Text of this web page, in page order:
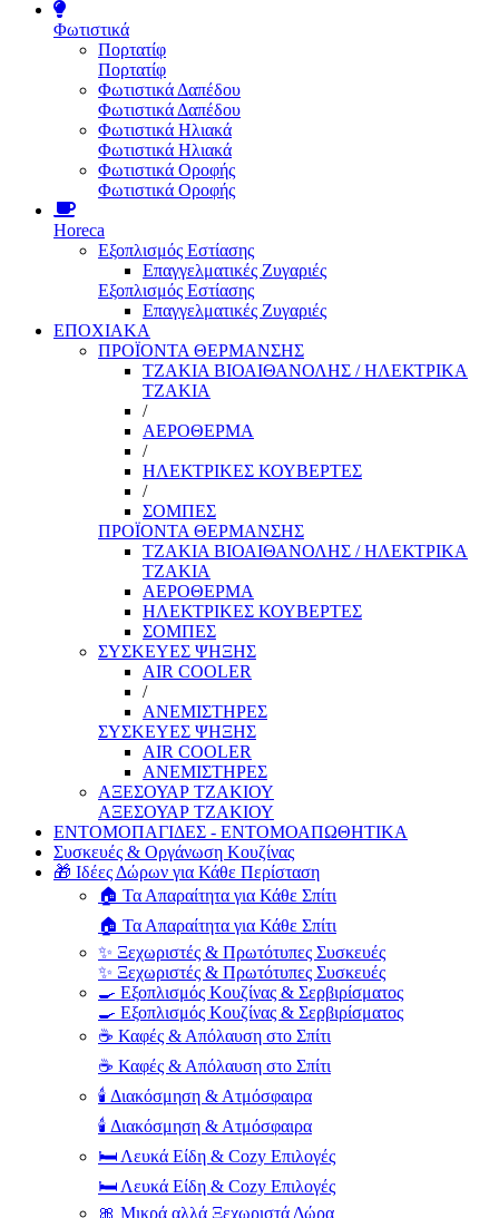
Φωτιστικά
Πορτατίφ
Πορτατίφ
Φωτιστικά Δαπέδου
Φωτιστικά Δαπέδου
Φωτιστικά Ηλιακά
Φωτιστικά Ηλιακά
Φωτιστικά Οροφής
Φωτιστικά Οροφής
Horeca
Εξοπλισμός Εστίασης
Επαγγελματικές Ζυγαριές
Εξοπλισμός Εστίασης
Επαγγελματικές Ζυγαριές
ΕΠΟΧΙΑΚΑ
ΠΡΟΪΟΝΤΑ ΘΕΡΜΑΝΣΗΣ
ΤΖΑΚΙΑ ΒΙΟΑΙΘΑΝΟΛΗΣ / ΗΛΕΚΤΡΙΚΑ
ΤΖΑΚΙΑ
/
ΑΕΡΟΘΕΡΜΑ
/
ΗΛΕΚΤΡΙΚΕΣ ΚΟΥΒΕΡΤΕΣ
/
ΣΟΜΠΕΣ
ΠΡΟΪΟΝΤΑ ΘΕΡΜΑΝΣΗΣ
ΤΖΑΚΙΑ ΒΙΟΑΙΘΑΝΟΛΗΣ / ΗΛΕΚΤΡΙΚΑ
ΤΖΑΚΙΑ
ΑΕΡΟΘΕΡΜΑ
ΗΛΕΚΤΡΙΚΕΣ ΚΟΥΒΕΡΤΕΣ
ΣΟΜΠΕΣ
ΣΥΣΚΕΥΕΣ ΨΗΞΗΣ
AIR COOLER
/
ΑΝΕΜΙΣΤΗΡΕΣ
ΣΥΣΚΕΥΕΣ ΨΗΞΗΣ
AIR COOLER
ΑΝΕΜΙΣΤΗΡΕΣ
ΑΞΕΣΟΥΑΡ ΤΖΑΚΙΟΥ
ΑΞΕΣΟΥΑΡ ΤΖΑΚΙΟΥ
ΕΝΤΟΜΟΠΑΓΙΔΕΣ - ΕΝΤΟΜΟΑΠΩΘΗΤΙΚΑ
Συσκευές & Οργάνωση Κουζίνας
🎁 Ιδέες Δώρων για Κάθε Περίσταση
🏠 Τα Απαραίτητα για Κάθε Σπίτι
🏠 Τα Απαραίτητα για Κάθε Σπίτι
✨ Ξεχωριστές & Πρωτότυπες Συσκευές
✨ Ξεχωριστές & Πρωτότυπες Συσκευές
🍳 Εξοπλισμός Κουζίνας & Σερβιρίσματος
🍳 Εξοπλισμός Κουζίνας & Σερβιρίσματος
☕ Καφές & Απόλαυση στο Σπίτι
☕ Καφές & Απόλαυση στο Σπίτι
🕯️ Διακόσμηση & Ατμόσφαιρα
🕯️ Διακόσμηση & Ατμόσφαιρα
🛏️ Λευκά Είδη & Cozy Επιλογές
🛏️ Λευκά Είδη & Cozy Επιλογές
🎀 Μικρά αλλά Ξεχωριστά Δώρα